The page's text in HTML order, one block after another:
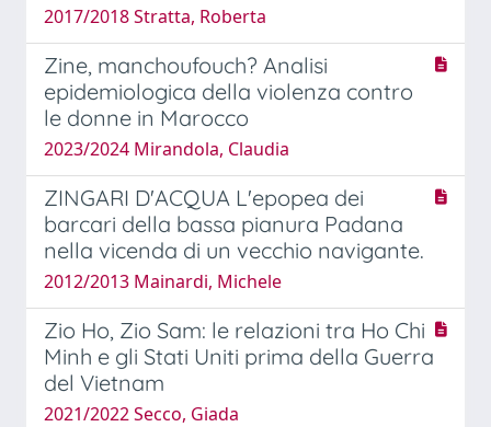
2017/2018 Stratta, Roberta
Zine, manchoufouch? Analisi
epidemiologica della violenza contro
le donne in Marocco
2023/2024 Mirandola, Claudia
ZINGARI D'ACQUA L'epopea dei
barcari della bassa pianura Padana
nella vicenda di un vecchio navigante.
2012/2013 Mainardi, Michele
Zio Ho, Zio Sam: le relazioni tra Ho Chi
Minh e gli Stati Uniti prima della Guerra
del Vietnam
2021/2022 Secco, Giada